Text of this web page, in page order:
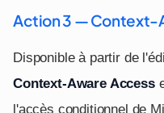
Action 3 — Context-
Disponible à partir de
Context-Aware Access
l'accès conditionnel de